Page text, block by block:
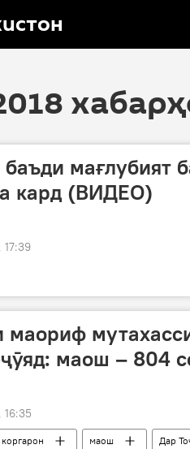
мағлубият
кард (ВИДЕО)
17:39
маориф
маош – 804
16:35
коргарон маош Дар